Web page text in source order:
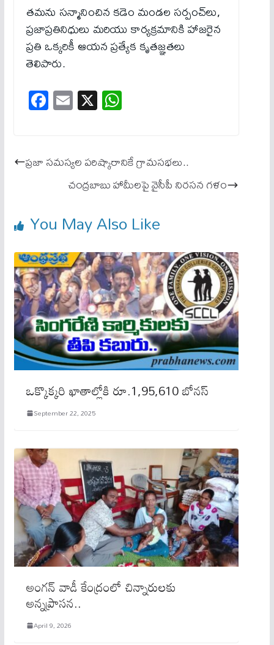
తమను సన్మానించిన కడెం మండల సర్పంచ్‌లు,
ప్రజాప్రతినిధులు మరియు కార్యక్రమానికి హాజరైన
ప్రతి ఒక్కరికీ ఆయన ప్రత్యేక కృతజ్ఞతలు
తెలిపారు.
Fa
ce
ok
E
m
X W
ha
A
pp
ప్రజా సమస్యల పరిష్కారానికే గ్రామసభలు..
చంద్రబాబు హామీలపై వైసీపీ నిరసన గళం
You May Also Like
ఒక్కొక్క‌రి ఖాతాల్లోకి రూ.1,95,610 బోనస్
September 22, 2025
అంగన్ వాడీ కేంద్రంలో చిన్నారులకు
అన్నప్రాసన..
April 9, 2026